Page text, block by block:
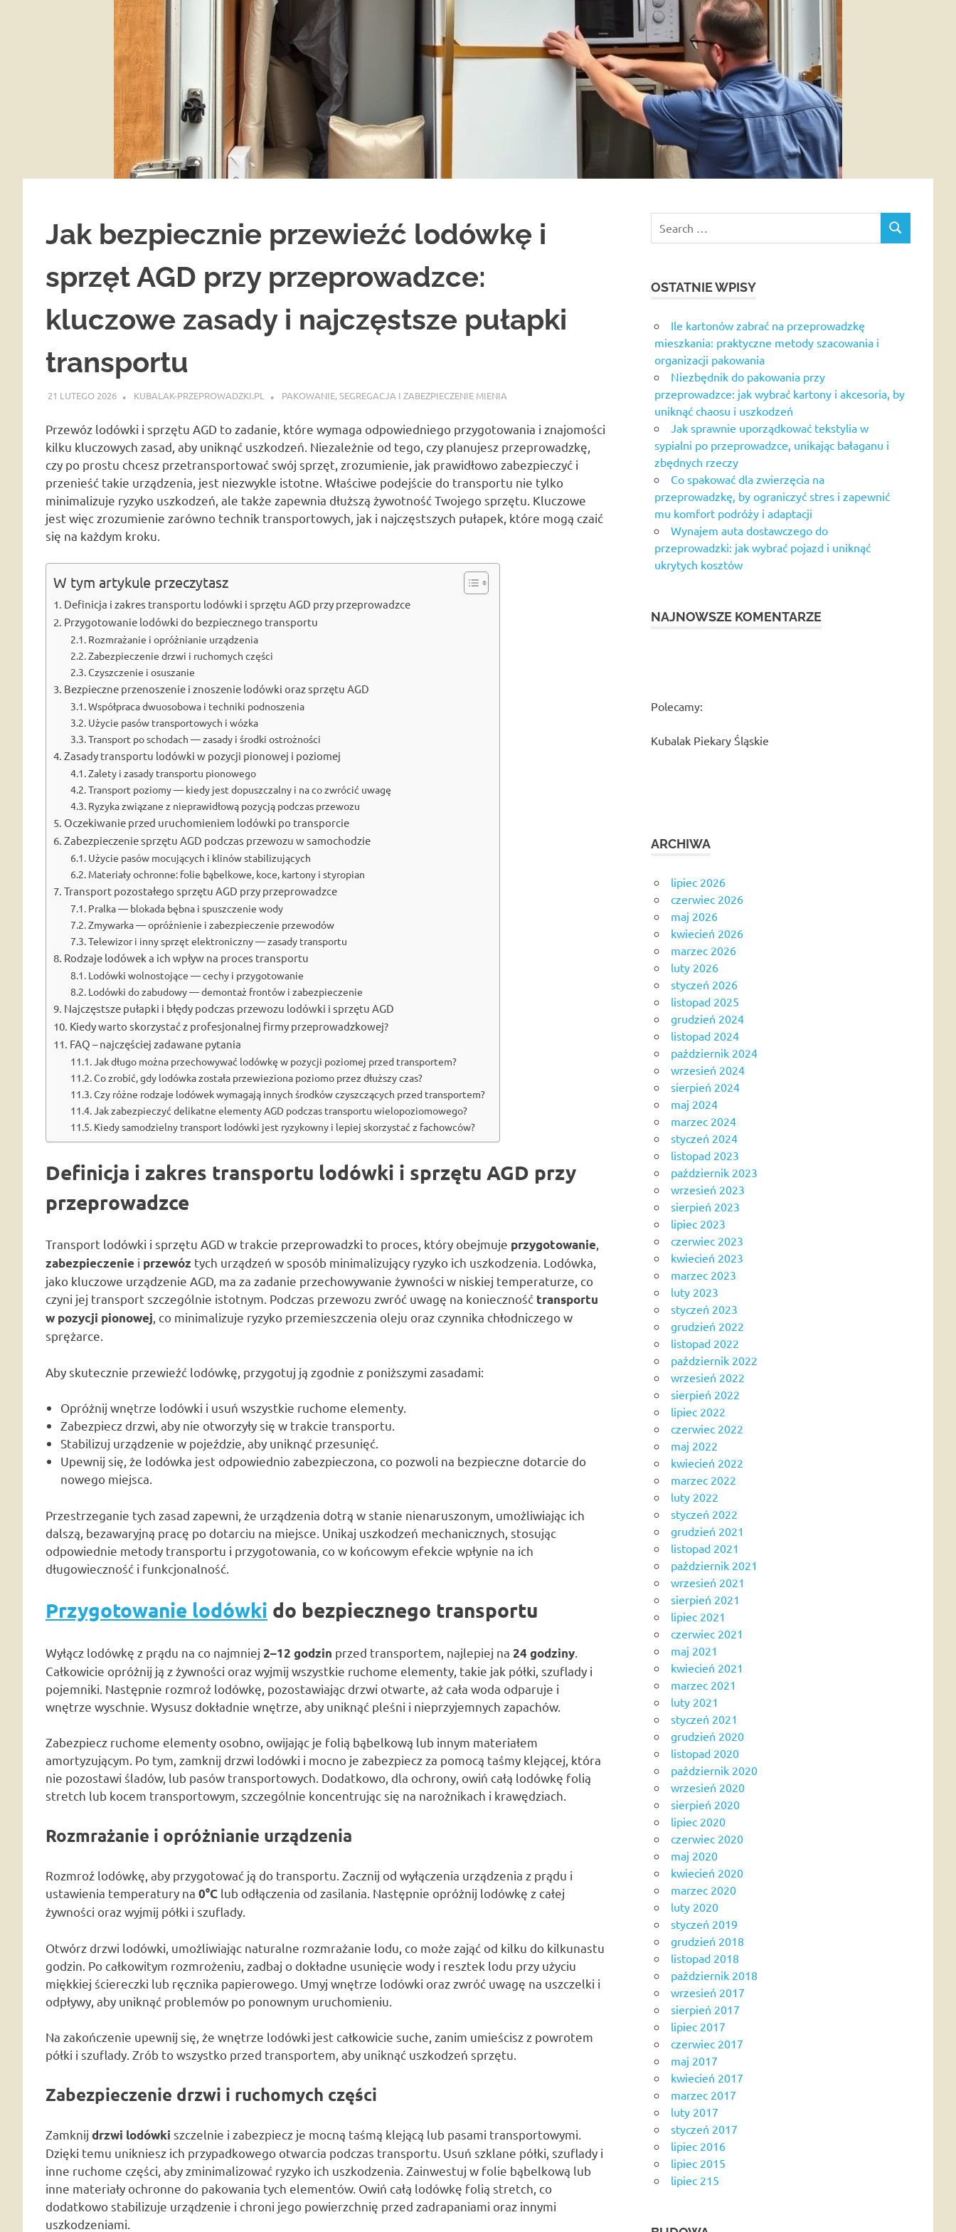
Jak bezpiecznie przewieźć lodówkę i
sprzęt AGD przy przeprowadzce:
kluczowe zasady i najczęstsze pułapki
transportu
21 LUTEGO 2026 KUBALAK-PRZEPROWADZKI.PL PAKOWANIE, SEGREGACJA I ZABEZPIECZENIE MIENIA
Przewóz lodówki i sprzętu AGD to zadanie, które wymaga odpowiedniego przygotowania i znajomości
kilku kluczowych zasad, aby uniknąć uszkodzeń. Niezależnie od tego, czy planujesz przeprowadzkę,
czy po prostu chcesz przetransportować swój sprzęt, zrozumienie, jak prawidłowo zabezpieczyć i
przenieść takie urządzenia, jest niezwykle istotne. Właściwe podejście do transportu nie tylko
minimalizuje ryzyko uszkodzeń, ale także zapewnia dłuższą żywotność Twojego sprzętu. Kluczowe
jest więc zrozumienie zarówno technik transportowych, jak i najczęstszych pułapek, które mogą czaić
się na każdym kroku.
W tym artykule przeczytasz
Definicja i zakres transportu lodówki i sprzętu AGD przy przeprowadzce
Przygotowanie lodówki do bezpiecznego transportu
Rozmrażanie i opróżnianie urządzenia
Zabezpieczenie drzwi i ruchomych części
Czyszczenie i osuszanie
Bezpieczne przenoszenie i znoszenie lodówki oraz sprzętu AGD
Współpraca dwuosobowa i techniki podnoszenia
Użycie pasów transportowych i wózka
Transport po schodach — zasady i środki ostrożności
Zasady transportu lodówki w pozycji pionowej i poziomej
Zalety i zasady transportu pionowego
Transport poziomy — kiedy jest dopuszczalny i na co zwrócić uwagę
Ryzyka związane z nieprawidłową pozycją podczas przewozu
Oczekiwanie przed uruchomieniem lodówki po transporcie
Zabezpieczenie sprzętu AGD podczas przewozu w samochodzie
Użycie pasów mocujących i klinów stabilizujących
Materiały ochronne: folie bąbelkowe, koce, kartony i styropian
Transport pozostałego sprzętu AGD przy przeprowadzce
Pralka — blokada bębna i spuszczenie wody
Zmywarka — opróżnienie i zabezpieczenie przewodów
Telewizor i inny sprzęt elektroniczny — zasady transportu
Rodzaje lodówek a ich wpływ na proces transportu
Lodówki wolnostojące — cechy i przygotowanie
Lodówki do zabudowy — demontaż frontów i zabezpieczenie
Najczęstsze pułapki i błędy podczas przewozu lodówki i sprzętu AGD
Kiedy warto skorzystać z profesjonalnej firmy przeprowadzkowej?
FAQ – najczęściej zadawane pytania
Jak długo można przechowywać lodówkę w pozycji poziomej przed transportem?
Co zrobić, gdy lodówka została przewieziona poziomo przez dłuższy czas?
Czy różne rodzaje lodówek wymagają innych środków czyszczących przed transportem?
Jak zabezpieczyć delikatne elementy AGD podczas transportu wielopoziomowego?
Kiedy samodzielny transport lodówki jest ryzykowny i lepiej skorzystać z fachowców?
Definicja i zakres transportu lodówki i sprzętu AGD przy
przeprowadzce
Transport lodówki i sprzętu AGD w trakcie przeprowadzki to proces, który obejmuje przygotowanie,
zabezpieczenie i przewóz tych urządzeń w sposób minimalizujący ryzyko ich uszkodzenia. Lodówka,
jako kluczowe urządzenie AGD, ma za zadanie przechowywanie żywności w niskiej temperaturze, co
czyni jej transport szczególnie istotnym. Podczas przewozu zwróć uwagę na konieczność transportu
w pozycji pionowej, co minimalizuje ryzyko przemieszczenia oleju oraz czynnika chłodniczego w
sprężarce.
Aby skutecznie przewieźć lodówkę, przygotuj ją zgodnie z poniższymi zasadami:
Opróżnij wnętrze lodówki i usuń wszystkie ruchome elementy.
Zabezpiecz drzwi, aby nie otworzyły się w trakcie transportu.
Stabilizuj urządzenie w pojeździe, aby uniknąć przesunięć.
Upewnij się, że lodówka jest odpowiednio zabezpieczona, co pozwoli na bezpieczne dotarcie do
nowego miejsca.
Przestrzeganie tych zasad zapewni, że urządzenia dotrą w stanie nienaruszonym, umożliwiając ich
dalszą, bezawaryjną pracę po dotarciu na miejsce. Unikaj uszkodzeń mechanicznych, stosując
odpowiednie metody transportu i przygotowania, co w końcowym efekcie wpłynie na ich
długowieczność i funkcjonalność.
Przygotowanie lodówki do bezpiecznego transportu
Wyłącz lodówkę z prądu na co najmniej 2–12 godzin przed transportem, najlepiej na 24 godziny
Całkowicie opróżnij ją z żywności oraz wyjmij wszystkie ruchome elementy, takie jak półki, szuflady i
pojemniki. Następnie rozmroź lodówkę, pozostawiając drzwi otwarte, aż cała woda odparuje i
wnętrze wyschnie. Wysusz dokładnie wnętrze, aby uniknąć pleśni i nieprzyjemnych zapachów.
Zabezpiecz ruchome elementy osobno, owijając je folią bąbelkową lub innym materiałem
amortyzującym. Po tym, zamknij drzwi lodówki i mocno je zabezpiecz za pomocą taśmy klejącej, która
nie pozostawi śladów, lub pasów transportowych. Dodatkowo, dla ochrony, owiń całą lodówkę folią
stretch lub kocem transportowym, szczególnie koncentrując się na narożnikach i krawędziach.
Rozmrażanie i opróżnianie urządzenia
Rozmroź lodówkę, aby przygotować ją do transportu. Zacznij od wyłączenia urządzenia z prądu i
ustawienia temperatury na 0°C lub odłączenia od zasilania. Następnie opróżnij lodówkę z całej
żywności oraz wyjmij półki i szuflady.
Otwórz drzwi lodówki, umożliwiając naturalne rozmrażanie lodu, co może zająć od kilku do kilkunastu
godzin. Po całkowitym rozmrożeniu, zadbaj o dokładne usunięcie wody i resztek lodu przy użyciu
miękkiej ściereczki lub ręcznika papierowego. Umyj wnętrze lodówki oraz zwróć uwagę na uszczelki i
odpływy, aby uniknąć problemów po ponownym uruchomieniu.
Na zakończenie upewnij się, że wnętrze lodówki jest całkowicie suche, zanim umieścisz z powrotem
półki i szuflady. Zrób to wszystko przed transportem, aby uniknąć uszkodzeń sprzętu.
Zabezpieczenie drzwi i ruchomych części
Zamknij drzwi lodówki szczelnie i zabezpiecz je mocną taśmą klejącą lub pasami transportowymi.
Dzięki temu unikniesz ich przypadkowego otwarcia podczas transportu. Usuń szklane półki, szuflady i
inne ruchome części, aby zminimalizować ryzyko ich uszkodzenia. Zainwestuj w folie bąbelkową lub
inne materiały ochronne do pakowania tych elementów. Owiń całą lodówkę folią stretch, co
dodatkowo stabilizuje urządzenie i chroni jego powierzchnię przed zadrapaniami oraz innymi
uszkodzeniami.
SEARCH
OSTATNIE WPISY
Ile kartonów zabrać na przeprowadzkę
mieszkania: praktyczne metody szacowania i
organizacji pakowania
Niezbędnik do pakowania przy
przeprowadzce: jak wybrać kartony i akcesoria, by
uniknąć chaosu i uszkodzeń
Jak sprawnie uporządkować tekstylia w
sypialni po przeprowadzce, unikając bałaganu i
zbędnych rzeczy
Co spakować dla zwierzęcia na
przeprowadzkę, by ograniczyć stres i zapewnić
mu komfort podróży i adaptacji
Wynajem auta dostawczego do
przeprowadzki: jak wybrać pojazd i uniknąć
ukrytych kosztów
NAJNOWSZE KOMENTARZE
Polecamy:
Kubalak Piekary Śląskie
ARCHIWA
lipiec 2026
czerwiec 2026
maj 2026
kwiecień 2026
marzec 2026
luty 2026
styczeń 2026
listopad 2025
grudzień 2024
listopad 2024
październik 2024
wrzesień 2024
sierpień 2024
maj 2024
marzec 2024
styczeń 2024
listopad 2023
październik 2023
wrzesień 2023
sierpień 2023
lipiec 2023
czerwiec 2023
kwiecień 2023
marzec 2023
luty 2023
styczeń 2023
grudzień 2022
listopad 2022
październik 2022
wrzesień 2022
sierpień 2022
lipiec 2022
czerwiec 2022
maj 2022
kwiecień 2022
marzec 2022
luty 2022
styczeń 2022
grudzień 2021
listopad 2021
październik 2021
wrzesień 2021
sierpień 2021
lipiec 2021
czerwiec 2021
maj 2021
kwiecień 2021
marzec 2021
luty 2021
styczeń 2021
grudzień 2020
listopad 2020
październik 2020
wrzesień 2020
sierpień 2020
lipiec 2020
czerwiec 2020
maj 2020
kwiecień 2020
marzec 2020
luty 2020
styczeń 2019
grudzień 2018
listopad 2018
październik 2018
wrzesień 2017
sierpień 2017
lipiec 2017
czerwiec 2017
maj 2017
kwiecień 2017
marzec 2017
luty 2017
styczeń 2017
lipiec 2016
lipiec 2015
lipiec 215